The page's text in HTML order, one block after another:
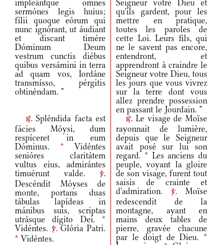
impleántque omnes
sermónes legis huius;
fílii quoque eórum qui
nunc ignórant, ut áudiant
et discant timére
Dóminum Deum
vestrum cunctis diébus
quibus versámini in terra
ad quam vos, Iordáne
transmísso, pérgitis
obtinéndam. "
Seigneur votre Dieu et
qu'ils gardent, pour les
mettre en pratique,
toutes les paroles de
cette Loi. Leurs fils, qui
ne le savent pas encore,
entendront, et
apprendront à craindre le
Seigneur votre Dieu, tous
les jours que vous vivrez
sur la terre dont vous
allez prendre possession
en passant le Jourdain. "
r. Spléndida facta est
fácies Móysi, dum
respíceret in eum
Dóminus. * Vidéntes
senióres claritátem
vultus eius, admirántes
timuérunt valde.
v.
Descéndit Móyses de
monte, portans duas
tábulas lapídeas in
mánibus suis, scriptas
utrásque dígito Dei. *
Vidéntes. v.Glória Patri.
* Vidéntes.
r. Le visage de Moïse
rayonnait de lumière,
depuis que le Seigneur
avait posé sur lui son
regard. * Les anciens du
peuple, voyant la gloire
de son visage, furent tout
saisis de crainte et
d'admiration.
v.
Moïse
redescendit de la
montagne, ayant en
mains deux tables de
pierre, gravée chacune
par le doigt de Dieu. *